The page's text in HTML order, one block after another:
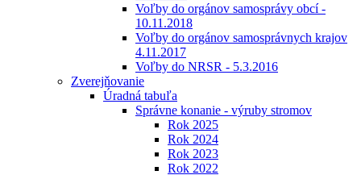
Voľby do orgánov samosprávy obcí -
10.11.2018
Voľby do orgánov samosprávnych krajov
4.11.2017
Voľby do NRSR - 5.3.2016
Zverejňovanie
Úradná tabuľa
Správne konanie - výruby stromov
Rok 2025
Rok 2024
Rok 2023
Rok 2022